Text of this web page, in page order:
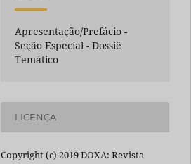
Apresentação/Prefácio -
Seção Especial - Dossiê
Temático
LICENÇA
Copyright (c) 2019 DOXA: Revista